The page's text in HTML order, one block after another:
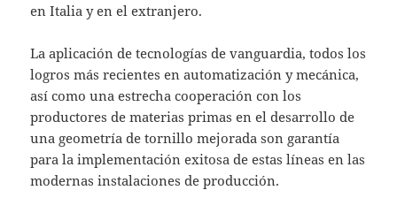
en Italia y en el extranjero.
La aplicación de tecnologías de vanguardia, todos los
logros más recientes en automatización y mecánica,
así como una estrecha cooperación con los
productores de materias primas en el desarrollo de
una geometría de tornillo mejorada son garantía
para la implementación exitosa de estas líneas en las
modernas instalaciones de producción.